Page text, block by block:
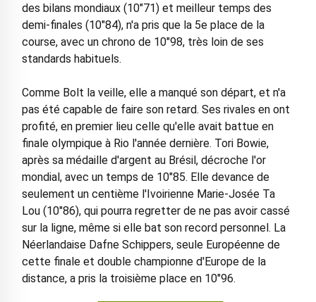
des bilans mondiaux (10"71) et meilleur temps des
demi-finales (10"84), n'a pris que la 5e place de la
course, avec un chrono de 10"98, très loin de ses
standards habituels.
Comme Bolt la veille, elle a manqué son départ, et n'a
pas été capable de faire son retard. Ses rivales en ont
profité, en premier lieu celle qu'elle avait battue en
finale olympique à Rio l'année dernière. Tori Bowie,
après sa médaille d'argent au Brésil, décroche l'or
mondial, avec un temps de 10"85. Elle devance de
seulement un centième l'Ivoirienne Marie-Josée Ta
Lou (10"86), qui pourra regretter de ne pas avoir cassé
sur la ligne, même si elle bat son record personnel. La
Néerlandaise Dafne Schippers, seule Européenne de
cette finale et double championne d'Europe de la
distance, a pris la troisième place en 10"96.